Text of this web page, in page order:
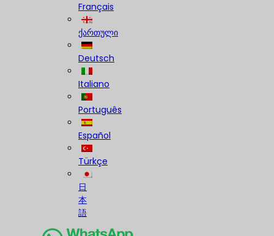
Français
ქართული
Deutsch
Italiano
Português
Español
Türkçe
日
本
語